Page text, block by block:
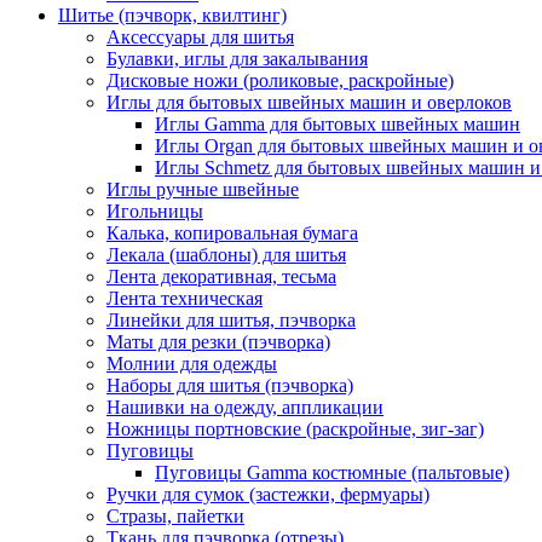
Шитье (пэчворк, квилтинг)
Аксессуары для шитья
Булавки, иглы для закалывания
Дисковые ножи (роликовые, раскройные)
Иглы для бытовых швейных машин и оверлоков
Иглы Gamma для бытовых швейных машин
Иглы Organ для бытовых швейных машин и
Иглы Schmetz для бытовых швейных машин и
Иглы ручные швейные
Игольницы
Калька, копировальная бумага
Лекала (шаблоны) для шитья
Лента декоративная, тесьма
Лента техническая
Линейки для шитья, пэчворка
Маты для резки (пэчворка)
Молнии для одежды
Наборы для шитья (пэчворка)
Нашивки на одежду, аппликации
Ножницы портновские (раскройные, зиг-заг)
Пуговицы
Пуговицы Gamma костюмные (пальтовые)
Ручки для сумок (застежки, фермуары)
Стразы, пайетки
Ткань для пэчворка (отрезы)